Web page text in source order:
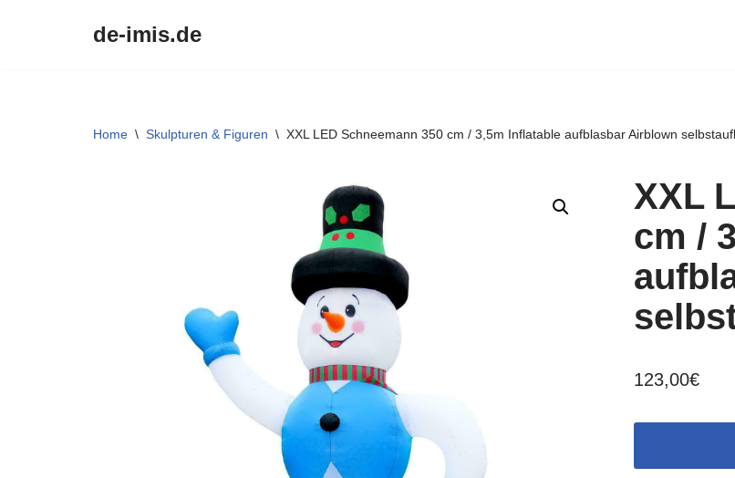
de-imis.de
Home \ Skulpturen & Figuren \ XXL LED Schneemann 350 cm / 3,5m Inflatable aufblasbar Airblown
XXL
cm /
123,00€